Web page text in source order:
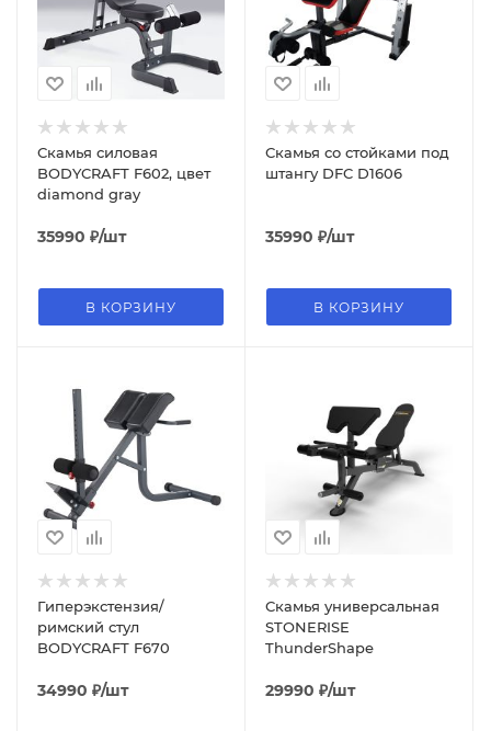
Скамья силовая
BODYCRAFT F602, цвет
diamond gray
35990 ₽/шт
В КОРЗИНУ
Скамья со стойками под
штангу DFC D1606
35990 ₽/шт
В КОРЗИНУ
Гиперэкстензия/
римский стул
BODYCRAFT F670
34990 ₽/шт
Скамья универсальная
STONERISE
ThunderShape
29990 ₽/шт